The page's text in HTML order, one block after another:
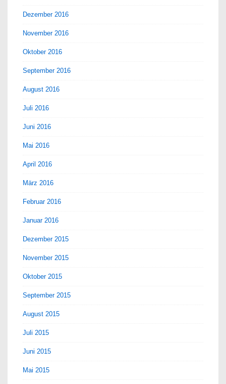
Dezember 2016
November 2016
Oktober 2016
September 2016
August 2016
Juli 2016
Juni 2016
Mai 2016
April 2016
März 2016
Februar 2016
Januar 2016
Dezember 2015
November 2015
Oktober 2015
September 2015
August 2015
Juli 2015
Juni 2015
Mai 2015